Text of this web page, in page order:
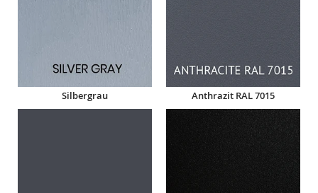
Silbergrau Anthrazit RAL 7015